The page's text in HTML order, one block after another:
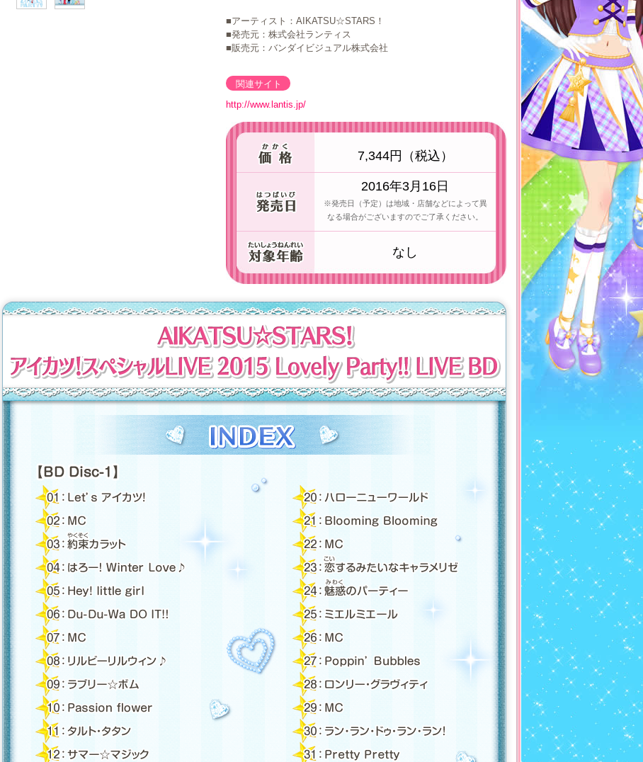
■アーティスト：AIKATSU☆STARS！
■発売元：株式会社ランティス
■販売元：バンダイビジュアル株式会社
関連サイト
http://www.lantis.jp/
7,344円（税込）
2016年3月16日
※発売日（予定）は地域・店舗などによって異
なる場合がございますのでご了承ください。
なし